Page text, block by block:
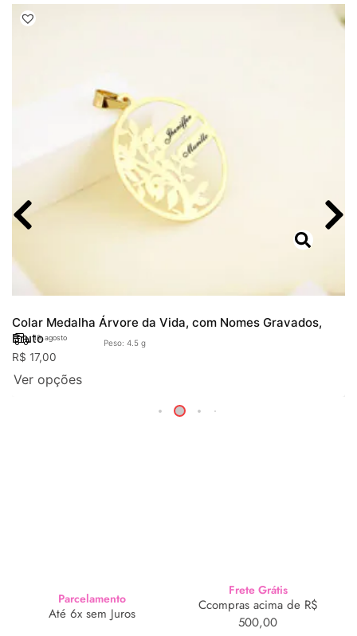
Colar Medalha Árvore da Vida, com Nomes Gravados,
Bruto19. agosto
Peso: 4.5 g
R$ 17,00
Ver opções
Parcelamento
Até 6x sem Juros
Frete Grátis
Ccompras acima de R$
500,00